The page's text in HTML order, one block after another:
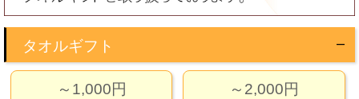
～15,000円 ～20,000円 ～30,000円
タオルギフト
～1,000円 ～2,000円